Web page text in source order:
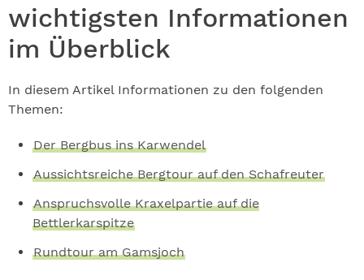
wichtigsten Informationen
im Überblick
In diesem Artikel Informationen zu den folgenden
Themen:
Der Bergbus ins Karwendel
Aussichtsreiche Bergtour auf den Schafreuter
Anspruchsvolle Kraxelpartie auf die
Bettlerkarspitze
Rundtour am Gamsjoch